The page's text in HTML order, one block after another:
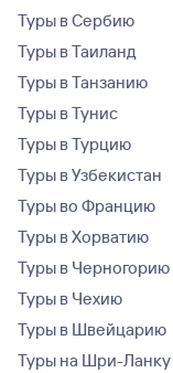
Туры в Сербию
Туры в Таиланд
Туры в Танзанию
Туры в Тунис
Туры в Турцию
Туры в Узбекистан
Туры во Францию
Туры в Хорватию
Туры в Черногорию
Туры в Чехию
Туры в Швейцарию
Туры на Шри-Ланку